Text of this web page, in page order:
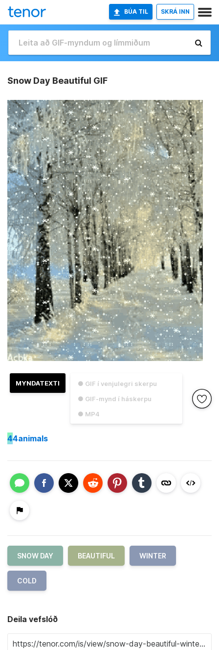
BÚA TIL SKRÁ INN
Snow Day Beautiful GIF
● GIF í venjulegri skerpu
● GIF-mynd í háskerpu
● MP4
MYNDATEXTI
44animals
SNOW DAY BEAUTIFUL WINTER
COLD
Deila vefslóð